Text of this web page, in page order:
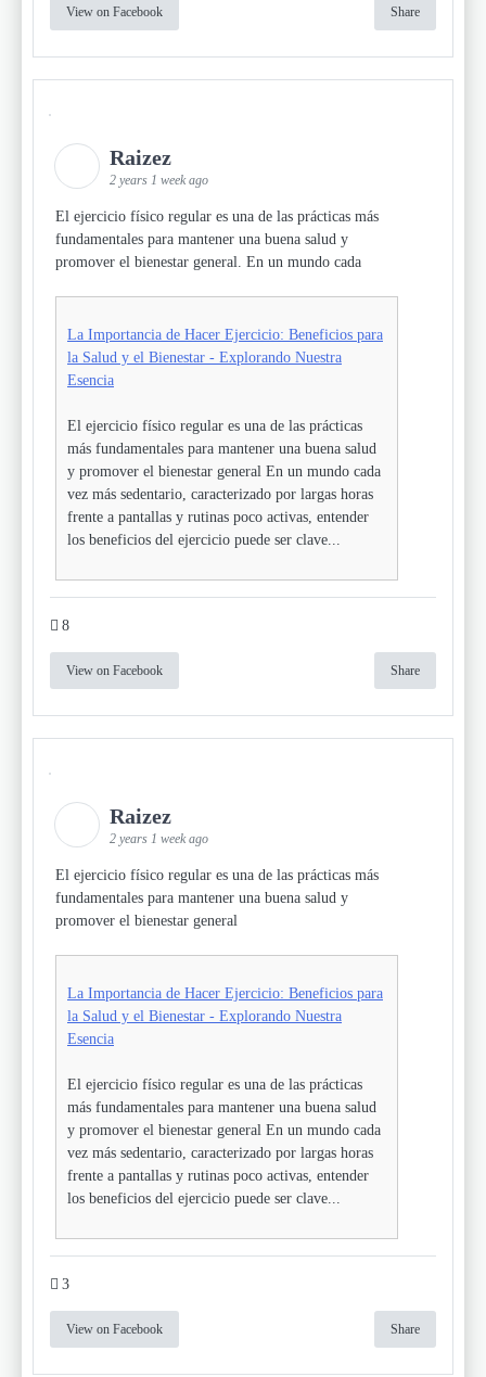
View on Facebook Share
Raizez
2 years 1 week ago
El ejercicio físico regular es una de las prácticas más
fundamentales para mantener una buena salud y
promover el bienestar general. En un mundo cada
La Importancia de Hacer Ejercicio: Beneficios para
la Salud y el Bienestar - Explorando Nuestra
Esencia
El ejercicio físico regular es una de las prácticas
más fundamentales para mantener una buena salud
y promover el bienestar general En un mundo cada
vez más sedentario, caracterizado por largas horas
frente a pantallas y rutinas poco activas, entender
los beneficios del ejercicio puede ser clave...
8
View on Facebook Share
Raizez
2 years 1 week ago
El ejercicio físico regular es una de las prácticas más
fundamentales para mantener una buena salud y
promover el bienestar general
La Importancia de Hacer Ejercicio: Beneficios para
la Salud y el Bienestar - Explorando Nuestra
Esencia
El ejercicio físico regular es una de las prácticas
más fundamentales para mantener una buena salud
y promover el bienestar general En un mundo cada
vez más sedentario, caracterizado por largas horas
frente a pantallas y rutinas poco activas, entender
los beneficios del ejercicio puede ser clave...
3
View on Facebook Share